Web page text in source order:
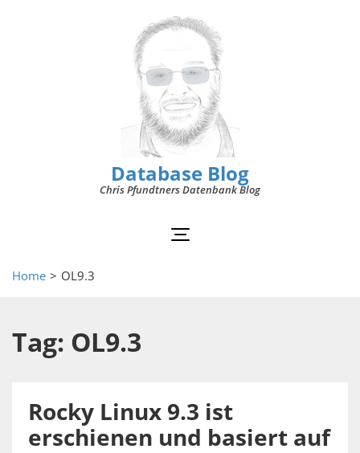
Database Blog
Chris Pfundtners Datenbank Blog
Home > OL9.3
Tag: OL9.3
Rocky Linux 9.3 ist
erschienen und basiert auf